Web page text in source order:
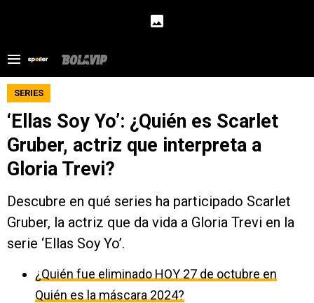
SERIES
‘Ellas Soy Yo’: ¿Quién es Scarlet
Gruber, actriz que interpreta a
Gloria Trevi?
Descubre en qué series ha participado Scarlet
Gruber, la actriz que da vida a Gloria Trevi en la
serie ‘Ellas Soy Yo’.
¿Quién fue eliminado HOY 27 de octubre en
Quién es la máscara 2024?